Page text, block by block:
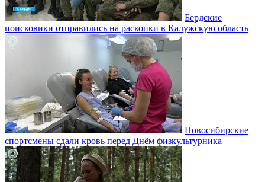
Бердские
поисковики отправились на раскопки в Калужскую область
Новосибирские
спортсмены сдали кровь перед Днём физкультурника